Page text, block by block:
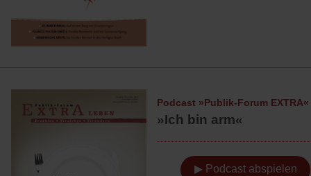
Podcast »Publik-Forum EXTRA«
»Ich bin arm«
▶ Podcast abspielen